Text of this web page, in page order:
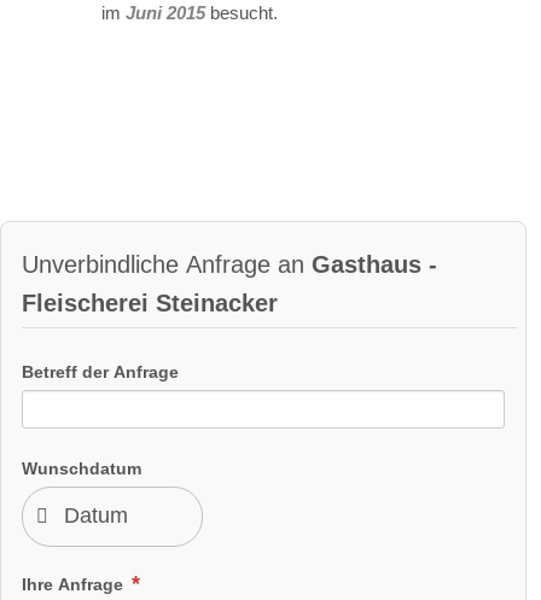
im Juni 2015 besucht.
Unverbindliche Anfrage an Gasthaus -
Fleischerei Steinacker
Betreff der Anfrage
Wunschdatum
Ihre Anfrage